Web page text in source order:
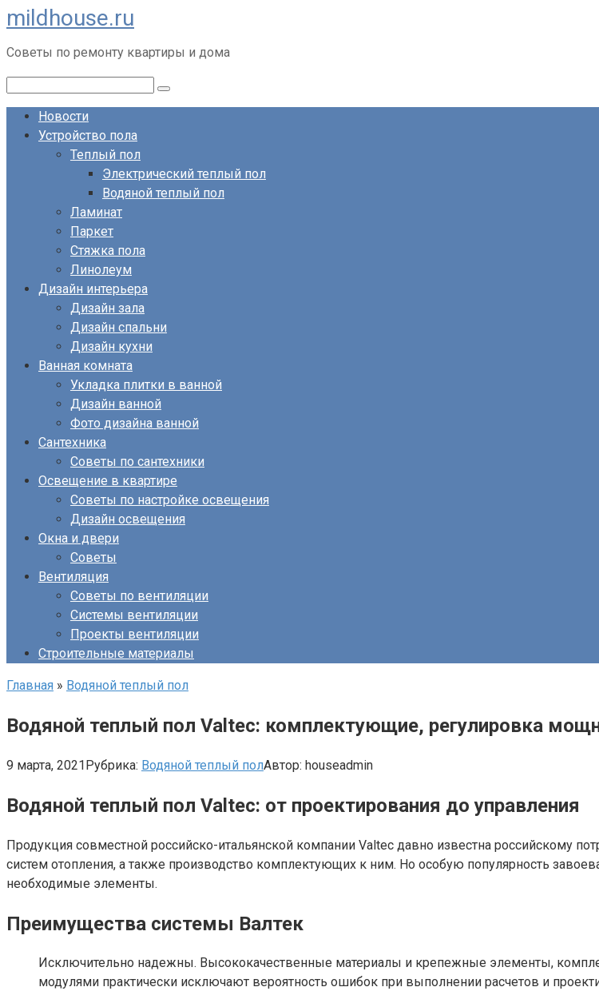
Перейти
к
контенту
mildhouse.ru
Советы по ремонту квартиры и дома
Новости
Устройство пола
Теплый пол
Электрический теплый пол
Водяной теплый пол
Ламинат
Паркет
Стяжка пола
Линолеум
Дизайн интерьера
Дизайн зала
Дизайн спальни
Дизайн кухни
Ванная комната
Укладка плитки в ванной
Дизайн ванной
Фото дизайна ванной
Сантехника
Советы по сантехники
Освещение в квартире
Советы по настройке освещения
Дизайн освещения
Окна и двери
Советы
Вентиляция
Советы по вентиляции
Системы вентиляции
Проекты вентиляции
Строительные материалы
Главная » Водяной теплый пол
Водяной теплый пол Valtec: комплектующие, регулировка
9 марта, 2021Рубрика: Водяной теплый полАвтор: houseadmin
Водяной теплый пол Valtec: от проектирования до управления
Продукция совместной российско-итальянской компании Valtec давно известна российскому
систем отопления, а также производство комплектующих к ним. Но особую популярность
необходимые элементы.
Преимущества системы Валтек
Исключительно надежны. Высококачественные материалы и крепежные элементы,
модулями практически исключают вероятность ошибок при выполнении расчетов и